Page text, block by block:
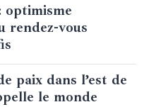
rendez-vous
paix dans l’est de
le monde